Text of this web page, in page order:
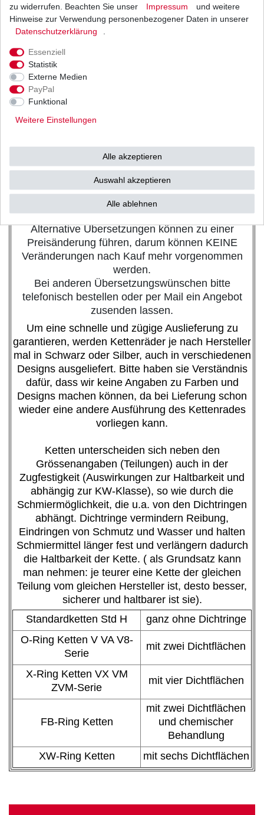
Teilung:
Kettenlänge in Gliedern:
124
Typ
Stärke:
Verschluss:
Farbe:
Ritzel: Zähne
Nietschlösser bedürfen eines Spezialwerkzeuges,
wir empfehlen die Montage über eine
Fachwerkstatt, Clipschlösser können nur
gesondert bestellt werden, sofern diese für die
angebotene Kette lieferbar sind.
Alternative Übersetzungen können zu einer
Preisänderung führen, darum können KEINE
Veränderungen nach Kauf mehr vorgenommen
werden.
Bei anderen Übersetzungswünschen bitte
telefonisch bestellen oder per Mail ein Angebot
zusenden lassen.
Um eine schnelle und zügige Auslieferung zu
garantieren, werden Kettenräder je nach Hersteller
mal in Schwarz oder Silber, auch in verschiedenen
Designs ausgeliefert. Bitte haben sie Verständnis
dafür, dass wir keine Angaben zu Farben und
Designs machen können, da bei Lieferung schon
wieder eine andere Ausführung des Kettenrades
vorliegen kann.
Ketten unterscheiden sich neben den
Grössenangaben (Teilungen) auch in der
Zugfestigkeit (Auswirkungen zur Haltbarkeit und
abhängig zur KW-Klasse), so wie durch die
Schmiermöglichkeit, die u.a. von den Dichtringen
abhängt. Dichtringe vermindern Reibung,
Eindringen von Schmutz und Wasser und halten
Schmiermittel länger fest und verlängern dadurch
die Haltbarkeit der Kette. ( als Grundsatz kann
man nehmen: je teurer eine Kette der gleichen
Teilung vom gleichen Hersteller ist, desto besser,
sicherer und haltbarer ist sie).
Standardketten Std H
ganz ohne Dichtringe
O-Ring Ketten V VA V8-
Serie
mit zwei Dichtflächen
X-Ring Ketten VX VM
ZVM-Serie
mit vier Dichtflächen
FB-Ring Ketten
mit zwei Dichtflächen
und chemischer
Behandlung
XW-Ring Ketten
mit sechs Dichtflächen
zu widerrufen. Beachten Sie unser Impressum
und weitere
Hinweise zur Verwendung personenbezogener Daten in unserer
Daten­schutz­erklärung
Essenziell
Statistik
Externe Medien
PayPal
Funktional
Weitere Einstellungen
Alle akzeptieren
Auswahl akzeptieren
Alle ablehnen